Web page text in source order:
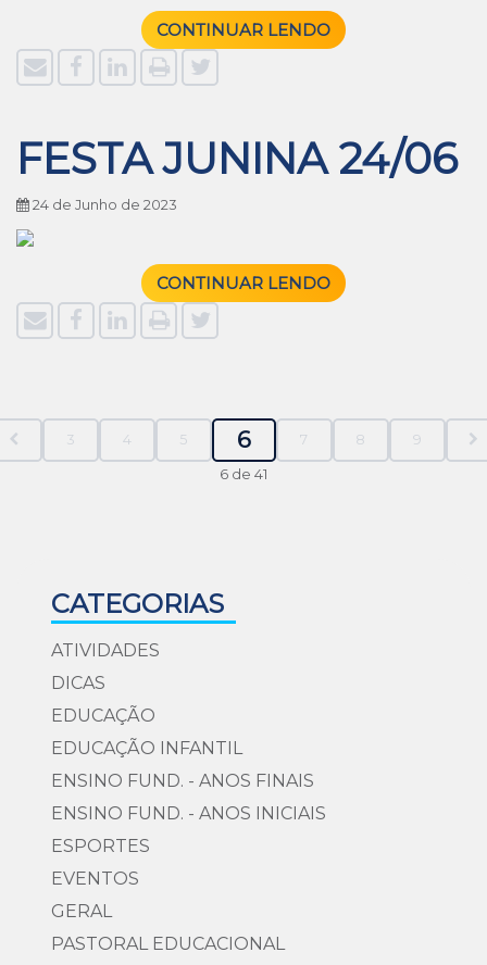
CONTINUAR LENDO
FESTA JUNINA 24/06
24 de Junho de 2023
CONTINUAR LENDO
3 4 5 6 7 8 9
6 de 41
CATEGORIAS
ATIVIDADES
DICAS
EDUCAÇÃO
EDUCAÇÃO INFANTIL
ENSINO FUND. - ANOS FINAIS
ENSINO FUND. - ANOS INICIAIS
ESPORTES
EVENTOS
GERAL
PASTORAL EDUCACIONAL